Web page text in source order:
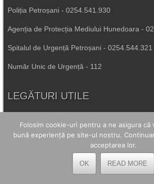
Poliția Petroșani - 0254.541.930
Agenția de Protecția Mediului Hunedoara -
Spitalul de Urgență Petroșani - 0254.544.321
Număr Unic de Urgență - 112
LEGĂTURI UTILE
Poliția Română
Inspectoratul Școlar Hunedoara
Consiliul Județean Hunedoara
Folosim cookie-uri pentru a ne asigura că
bună experiență pe site-ul nostru.
acceptarea lor.
OK READ MORE